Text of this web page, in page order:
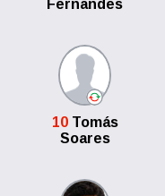
Fernandes
10Tomás
Soares